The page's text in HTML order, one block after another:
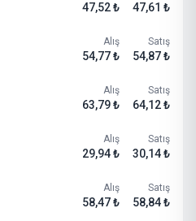
47,52 ₺ 47,61 ₺
Alış
54,77 ₺
Satış
54,87 ₺
Alış
63,79 ₺
Satış
64,12 ₺
Alış
29,94 ₺
Satış
30,14 ₺
Alış
58,47 ₺
Satış
58,84 ₺